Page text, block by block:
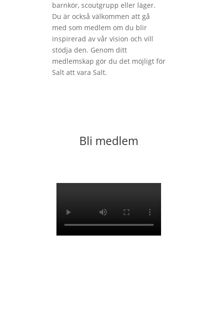
barnkör, scoutgrupp eller läger.
Du är också välkommen att gå
med som medlem om du blir
inspirerad av vår vision och vill
stödja den. Genom ditt
medlemskap gör du det möjligt för
Salt att vara Salt.
Bli medlem